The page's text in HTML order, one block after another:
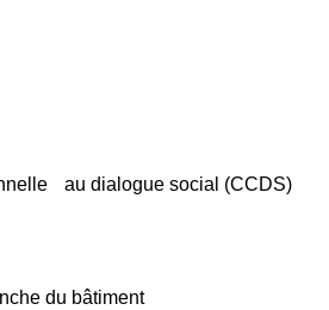
au dialogue social (CCDS)
du bâtiment